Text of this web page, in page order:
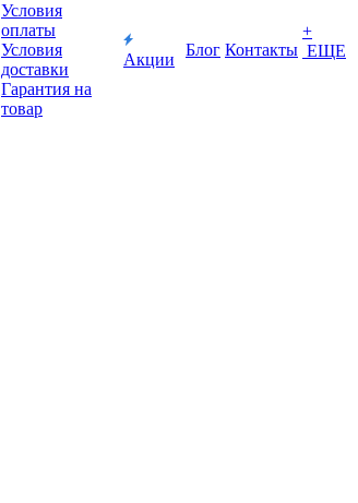
Условия
оплаты
Условия
доставки
Гарантия на
товар
Акции
Блог Контакты
+
ЕЩЕ